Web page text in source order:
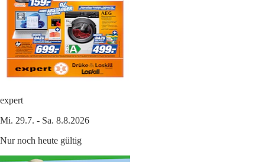
expert
Mi. 29.7. - Sa. 8.8.2026
Nur noch heute gültig